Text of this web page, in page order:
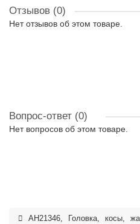
Отзывов (0)
Нет отзывов об этом товаре.
Вопрос-ответ (0)
Нет вопросов об этом товаре.
AH21346, Головка, косы,